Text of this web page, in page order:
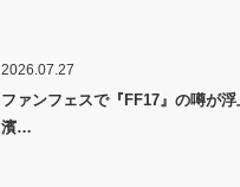
2026.07.27
ファンフェスで『FF17』の噂が
濱…